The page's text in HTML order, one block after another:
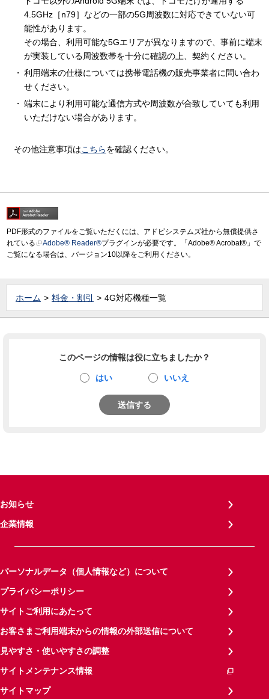
4.5GHz［n79］などの一部の5G周波数に対応できていない可
能性があります。
その場合、利用可能な5Gエリアが異なりますので、事前に端末
が実装している周波数帯を十分に確認の上、契約ください。
利用端末の仕様については携帯電話機の販売事業者に問い合わ
せください。
端末により利用可能な通信方式や周波数が合致していても利用
いただけない場合があります。
その他注意事項はこちらを確認ください。
PDF形式のファイルをご覧いただくには、アドビシステムズ社から無償提供さ
れている
Adobe® Reader®プラグインが必要です。「Adobe® Acrobat®」で
ご覧になる場合は、バージョン10以降をご利用ください。
ホーム 料金・割引 4G対応機種一覧
このページの情報は役に立ちましたか？
はい いいえ
送信する
お知らせ
企業情報
パーソナルデータ（個人情報など）について
プライバシーポリシー
サイトご利用にあたって
お客さまご利用端末からの情報の外部送信について
見やすさ・使いやすさの調整
サイトメンテナンス情報
サイトマップ